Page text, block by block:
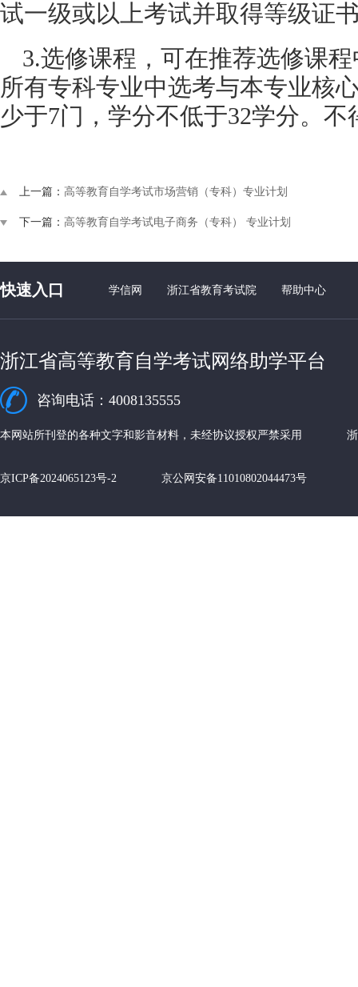
试一级或以上考试并取得等级证
3.选修课程，可在推荐选修课
所有专科专业中选考与本专业核
少于7门，学分不低于32学分。不
上一篇： 高等教育自学考试市场营销（专科）专业计划
下一篇： 高等教育自学考试电子商务（专科） 专业计划
快速入口 学信网 浙江省教育考试院 帮助中心
浙江省高等教育自学考试网络助学平台
咨询电话：4008135555
本网站所刊登的各种文字和影音材料，未经协议授权严禁采用 浙
京ICP备2024065123号-2 京公网安备11010802044473号